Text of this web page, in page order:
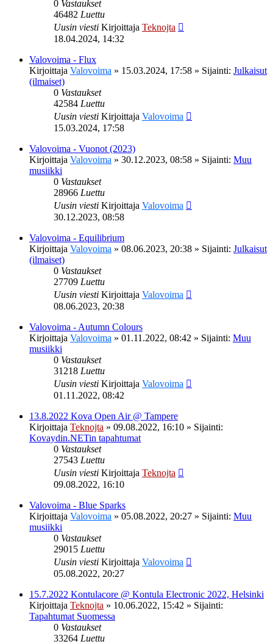
0 Vastaukset
46482 Luettu
Uusin viesti Kirjoittaja Teknojta
18.04.2024, 14:32
Valovoima - Flux
Kirjoittaja Valovoima » 15.03.2024, 17:58 » Sijainti: Julkaisut
(ilmaiset)
0 Vastaukset
42584 Luettu
Uusin viesti Kirjoittaja Valovoima
15.03.2024, 17:58
Valovoima - Vuonot (2023)
Kirjoittaja Valovoima » 30.12.2023, 08:58 » Sijainti: Muu
musiikki
0 Vastaukset
28966 Luettu
Uusin viesti Kirjoittaja Valovoima
30.12.2023, 08:58
Valovoima - Equilibrium
Kirjoittaja Valovoima » 08.06.2023, 20:38 » Sijainti: Julkaisut
(ilmaiset)
0 Vastaukset
27709 Luettu
Uusin viesti Kirjoittaja Valovoima
08.06.2023, 20:38
Valovoima - Autumn Colours
Kirjoittaja Valovoima » 01.11.2022, 08:42 » Sijainti: Muu
musiikki
0 Vastaukset
31218 Luettu
Uusin viesti Kirjoittaja Valovoima
01.11.2022, 08:42
13.8.2022 Kova Open Air @ Tampere
Kirjoittaja Teknojta » 09.08.2022, 16:10 » Sijainti:
Kovaydin.NETin tapahtumat
0 Vastaukset
27543 Luettu
Uusin viesti Kirjoittaja Teknojta
09.08.2022, 16:10
Valovoima - Blue Sparks
Kirjoittaja Valovoima » 05.08.2022, 20:27 » Sijainti: Muu
musiikki
0 Vastaukset
29015 Luettu
Uusin viesti Kirjoittaja Valovoima
05.08.2022, 20:27
15.7.2022 Kontulacore @ Kontula Electronic 2022, Helsinki
Kirjoittaja Teknojta » 10.06.2022, 15:42 » Sijainti:
Tapahtumat Suomessa
0 Vastaukset
33264 Luettu